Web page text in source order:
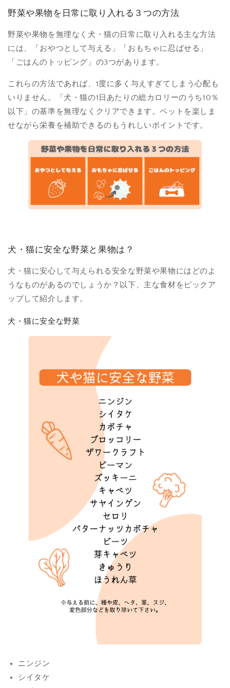
野菜や果物を日常に取り入れる３つの方法
野菜や果物を無理なく犬・猫の日常に取り入れる主な方法
には、「おやつとして与える」「おもちゃに忍ばせる」
「ごはんのトッピング」の3つがあります。
これらの方法であれば、1度に多く与えすぎてしまう心配も
いりません。「犬・猫の1日あたりの総カロリーのうち10％
以下」の基準を無理なくクリアできます。ペットを楽しま
せながら栄養を補助できるのもうれしいポイントです。
犬・猫に安全な野菜と果物は？
犬・猫に安心して与えられる安全な野菜や果物にはどのよ
うなものがあるのでしょうか？以下、主な食材をピックア
ップして紹介します。
犬・猫に安全な野菜
ニンジン
シイタケ